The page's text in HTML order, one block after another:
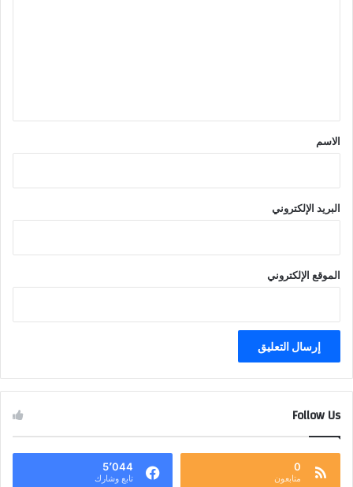
*
الاسم
البريد الإلكتروني
الموقع الإلكتروني
Follow Us
0
متابعون
5٬044
تابع وشارك